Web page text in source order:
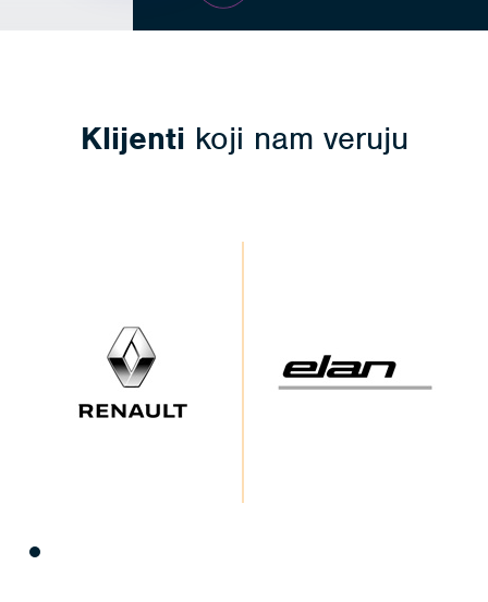
Klijenti koji nam veruju